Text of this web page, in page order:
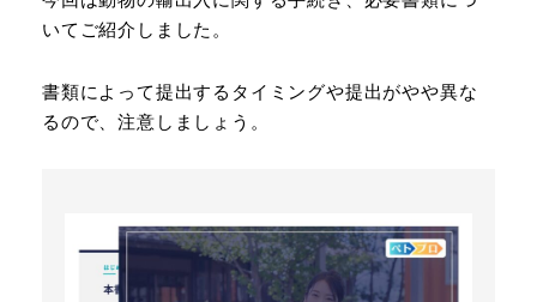
いてご紹介しました。
書類によって提出するタイミングや提出がやや異な
るので、注意しましょう。